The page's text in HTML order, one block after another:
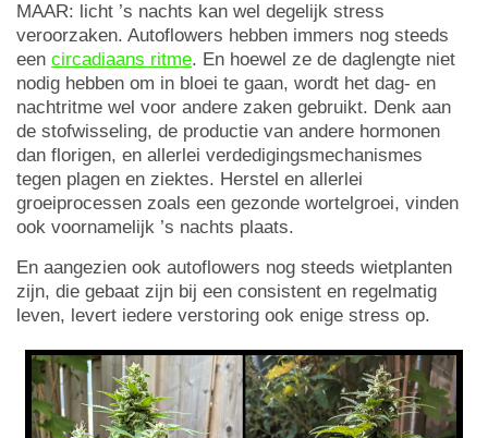
MAAR: licht ’s nachts kan wel degelijk stress
veroorzaken. Autoflowers hebben immers nog steeds
een circadiaans ritme. En hoewel ze de daglengte niet
nodig hebben om in bloei te gaan, wordt het dag- en
nachtritme wel voor andere zaken gebruikt. Denk aan
de stofwisseling, de productie van andere hormonen
dan florigen, en allerlei verdedigingsmechanismes
tegen plagen en ziektes. Herstel en allerlei
groeiprocessen zoals een gezonde wortelgroei, vinden
ook voornamelijk ’s nachts plaats.
En aangezien ook autoflowers nog steeds wietplanten
zijn, die gebaat zijn bij een consistent en regelmatig
leven, levert iedere verstoring ook enige stress op.